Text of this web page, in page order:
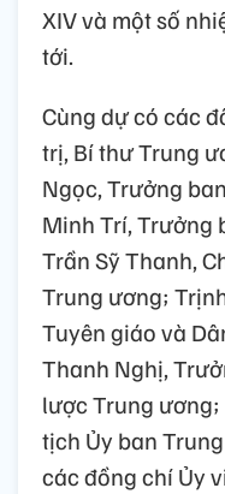
XIV và một số
tới.
Cùng dự có các
trị, Bí thư Trung
Ngọc, Trưởng
Minh Trí, Trưởng
Trần Sỹ Thanh,
Trung ương;
Tuyên giáo và
Thanh Nghị,
lược Trung ương;
tịch Ủy ban
các đồng chí Ủy